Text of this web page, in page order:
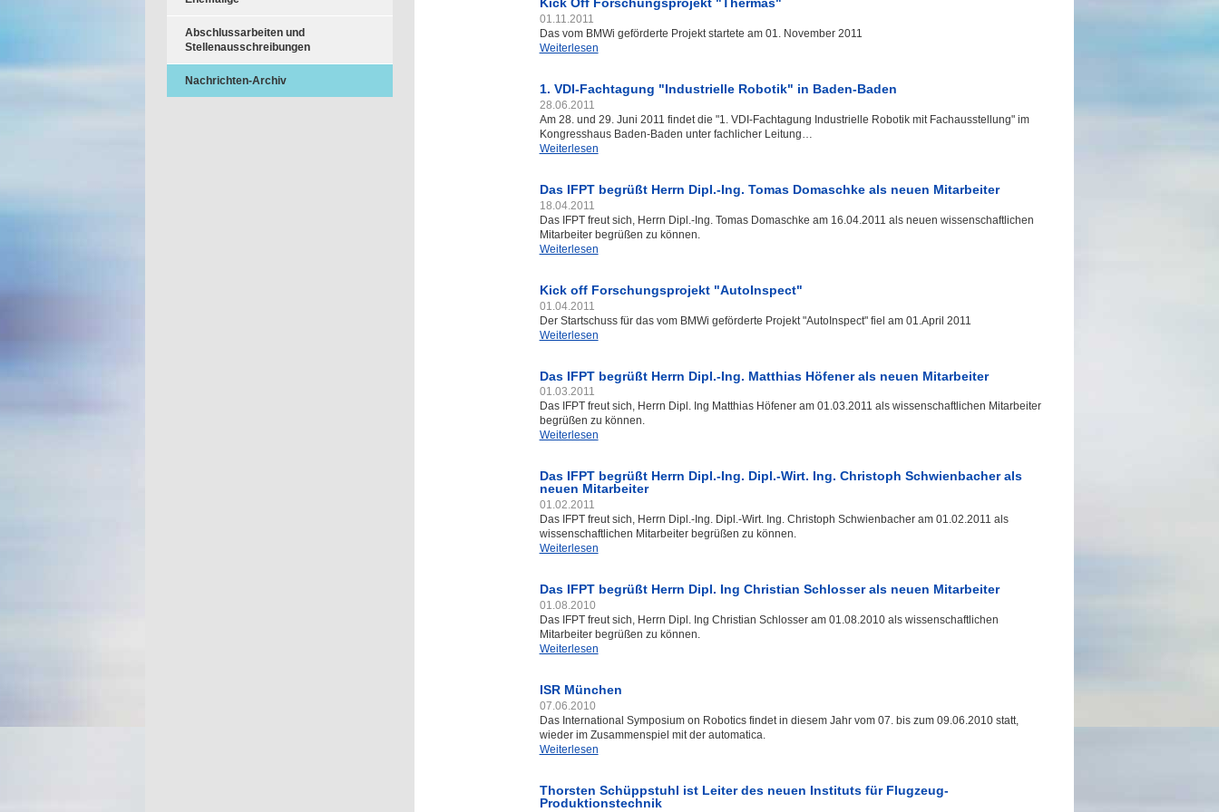
01.11.2011
Das vom BMWi geförderte Projekt startete am 01. November 2011
Weiterlesen
1. VDI-Fachtagung "Industrielle Robotik" in Baden-Baden
28.06.2011
Am 28. und 29. Juni 2011 findet die "1. VDI-Fachtagung Industrielle Robotik mit Fachausstellung" im
Kongresshaus Baden-Baden unter fachlicher Leitung…
Weiterlesen
Das IFPT begrüßt Herrn Dipl.-Ing. Tomas Domaschke als neuen Mitarbeiter
18.04.2011
Das IFPT freut sich, Herrn Dipl.-Ing. Tomas Domaschke am 16.04.2011 als neuen wissenschaftlichen
Mitarbeiter begrüßen zu können.
Weiterlesen
Kick off Forschungsprojekt "AutoInspect"
01.04.2011
Der Startschuss für das vom BMWi geförderte Projekt "AutoInspect" fiel am 01.April 2011
Weiterlesen
Das IFPT begrüßt Herrn Dipl.-Ing. Matthias Höfener als neuen Mitarbeiter
01.03.2011
Das IFPT freut sich, Herrn Dipl. Ing Matthias Höfener am 01.03.2011 als wissenschaftlichen Mitarbeiter
begrüßen zu können.
Weiterlesen
Das IFPT begrüßt Herrn Dipl.-Ing. Dipl.-Wirt. Ing. Christoph Schwienbacher als
neuen Mitarbeiter
01.02.2011
Das IFPT freut sich, Herrn Dipl.-Ing. Dipl.-Wirt. Ing. Christoph Schwienbacher am 01.02.2011 als
wissenschaftlichen Mitarbeiter begrüßen zu können.
Weiterlesen
Das IFPT begrüßt Herrn Dipl. Ing Christian Schlosser als neuen Mitarbeiter
01.08.2010
Das IFPT freut sich, Herrn Dipl. Ing Christian Schlosser am 01.08.2010 als wissenschaftlichen
Mitarbeiter begrüßen zu können.
Weiterlesen
ISR München
07.06.2010
Das International Symposium on Robotics findet in diesem Jahr vom 07. bis zum 09.06.2010 statt,
wieder im Zusammenspiel mit der automatica.
Weiterlesen
Thorsten Schüppstuhl ist Leiter des neuen Instituts für Flugzeug-
Produktionstechnik
Abschlussarbeiten und
Stellenausschreibungen
Nachrichten-Archiv